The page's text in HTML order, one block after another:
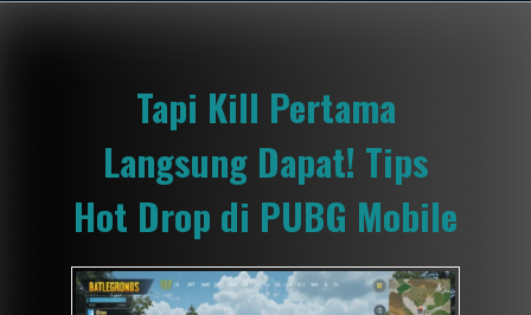
Tapi Kill Pertama
Langsung Dapat! Tips
Hot Drop di PUBG Mobile